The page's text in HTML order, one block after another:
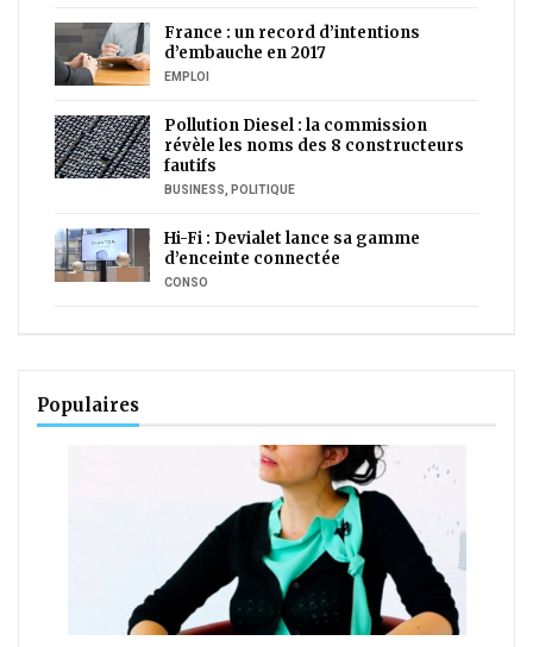
France : un record d’intentions
d’embauche en 2017
EMPLOI
Pollution Diesel : la commission
révèle les noms des 8 constructeurs
fautifs
BUSINESS POLITIQUE
Hi-Fi : Devialet lance sa gamme
d’enceinte connectée
CONSO
Populaires